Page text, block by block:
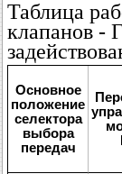
Таблица
клапанов -
Основное
положение
селектора
выбора
передач